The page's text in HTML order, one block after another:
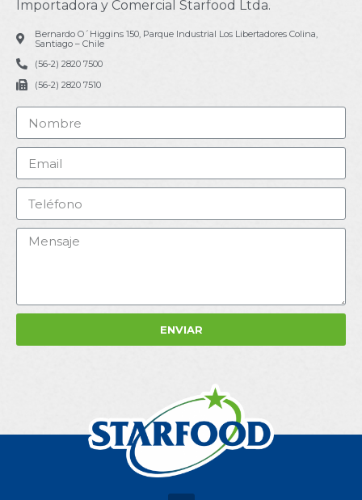
Importadora y Comercial Starfood Ltda.
Bernardo O´Higgins 150, Parque Industrial Los Libertadores Colina,
Santiago – Chile
(56-2) 2820 7500
(56-2) 2820 7510
ENVIAR